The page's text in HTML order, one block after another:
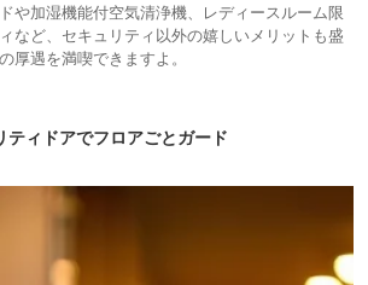
や加湿機能付空気清浄機、レディースルーム限
など、セキュリティ以外の嬉しいメリットも盛
厚遇を満喫できますよ。
ティドアでフロアごとガード